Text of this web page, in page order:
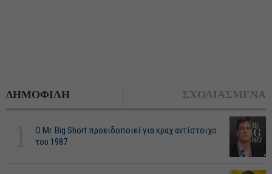
ΔΗΜΟΦΙΛΗ ΣΧΟΛΙΑΣΜΕΝΑ
O Mr. Big Short προειδοποιεί για κραχ αντίστοιχο
του 1987